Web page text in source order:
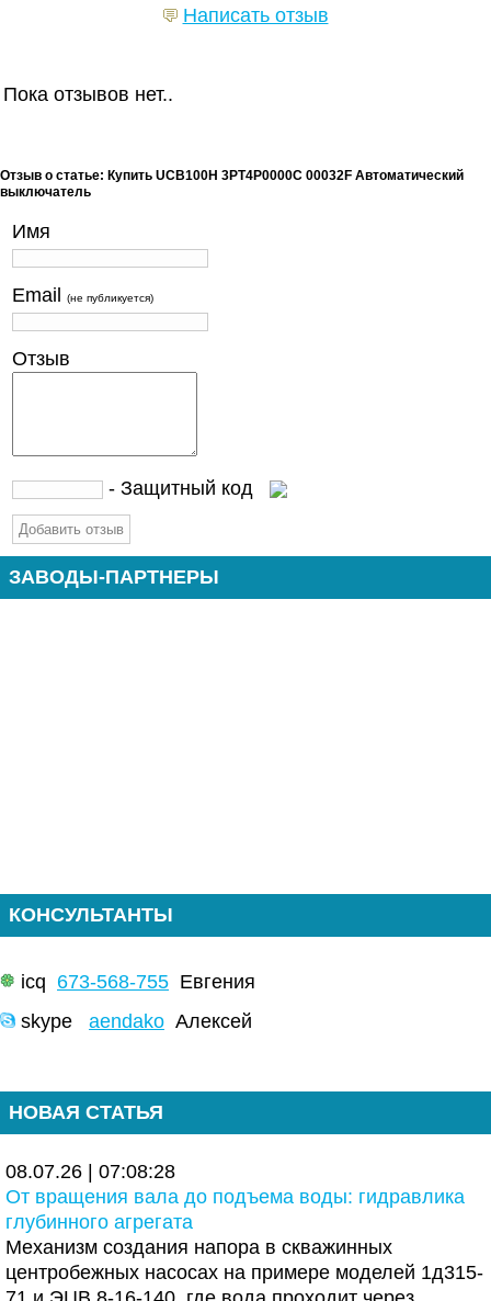
Написать отзыв
Пока отзывов нет..
Отзыв о статье: Купить UCB100H 3PT4P0000C 00032F Автоматический
выключатель
Имя
Email (не публикуется)
Отзыв
- Защитный код
ЗАВОДЫ-ПАРТНЕРЫ
КОНСУЛЬТАНТЫ
icq 673-568-755 Евгения
skype aendako Алексей
НОВАЯ СТАТЬЯ
08.07.26 | 07:08:28
От вращения вала до подъема воды: гидравлика
глубинного агрегата
Механизм создания напора в скважинных
центробежных насосах на примере моделей 1д315-